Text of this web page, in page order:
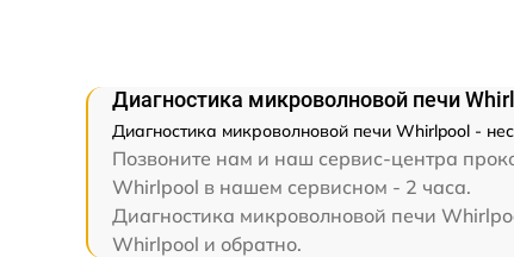
Диагностика микроволновой печи
Диагностика микроволновой печи Whirlpool -
Позвоните нам и наш сервис-центра
Whirlpool в нашем сервисном - 2 часа.
Диагностика микроволновой печи
Whirlpool и обратно.